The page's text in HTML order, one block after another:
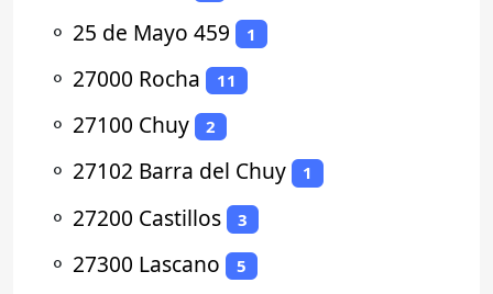
⚬ 25 de Mayo 459 1
⚬ 27000 Rocha 11
⚬ 27100 Chuy 2
⚬ 27102 Barra del Chuy 1
⚬ 27200 Castillos 3
⚬ 27300 Lascano 5